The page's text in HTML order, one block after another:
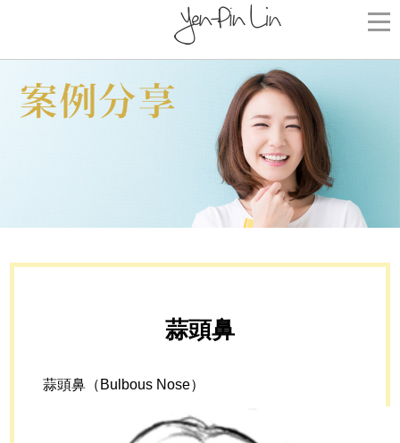
蒜頭鼻
蒜頭鼻（Bulbous Nose）